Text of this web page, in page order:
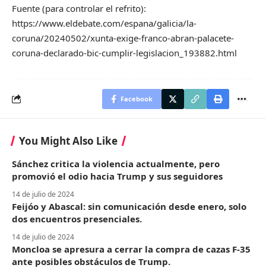
Fuente (para controlar el refrito):
https://www.eldebate.com/espana/galicia/la-
coruna/20240502/xunta-exige-franco-abran-palacete-
coruna-declarado-bic-cumplir-legislacion_193882.html
Facebook
You Might Also Like
Sánchez critica la violencia actualmente, pero
promovió el odio hacia Trump y sus seguidores
14 de julio de 2024
Feijóo y Abascal: sin comunicación desde enero, solo
dos encuentros presenciales.
14 de julio de 2024
Moncloa se apresura a cerrar la compra de cazas F-35
ante posibles obstáculos de Trump.